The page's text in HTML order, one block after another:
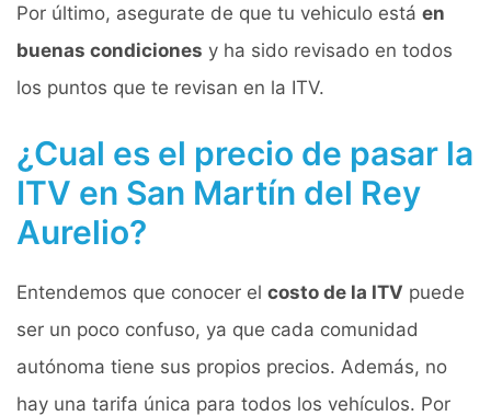
Por último, asegurate de que tu vehiculo está en
buenas condiciones y ha sido revisado en todos
los puntos que te revisan en la ITV.
¿Cual es el precio de pasar la
ITV en San Martín del Rey
Aurelio?
Entendemos que conocer el costo de la ITV puede
ser un poco confuso, ya que cada comunidad
autónoma tiene sus propios precios. Además, no
hay una tarifa única para todos los vehículos. Por